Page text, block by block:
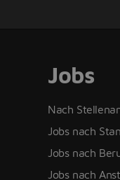
Jobs
Nach
Jobs nach
Jobs nach
Jobs nach